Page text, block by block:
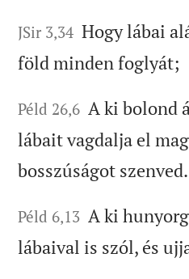
JSir 3,34 Hogy lábai
föld minden foglyát;
Péld 26,6 A ki bolond
lábait vagdalja el
bosszúságot szenved.
Péld 6,13 A ki
lábaival is szól, és